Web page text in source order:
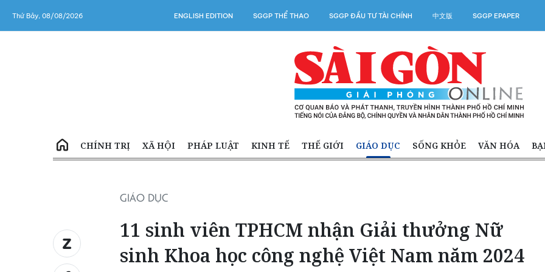
Thứ Bảy, 08/08/2026 ENGLISH EDITION SGGP THỂ THAO SGGP ĐẦU TƯ TÀI CHÍNH 中文版 SGGP EPAPER
CHÍNH TRỊ XÃ HỘI PHÁP LUẬT KINH TẾ THẾ GIỚI GIÁO DỤC SỐNG KHỎE VĂN HÓA
GIÁO DỤC
11 sinh viên TPHCM nhận Giải thưởng Nữ
sinh Khoa học công nghệ Việt Nam năm 2024